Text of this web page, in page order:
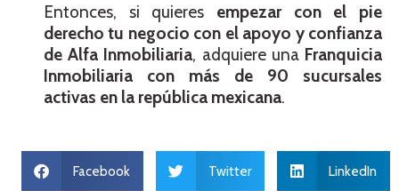
Entonces, si quieres empezar con el pie
derecho tu negocio con el apoyo y confianza
de Alfa Inmobiliaria, adquiere una Franquicia
Inmobiliaria con más de 90 sucursales
activas en la república mexicana.
Facebook Twitter LinkedIn